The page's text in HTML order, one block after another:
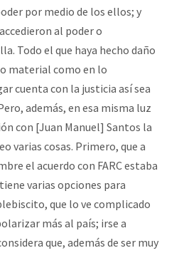
por medio de los ellos; y
al poder o
Todo el que haya hecho daño
material como en lo
cuenta con la justicia así sea
además, en esa misma luz
con [Juan Manuel] Santos la
varias cosas. Primero, que a
el acuerdo con FARC estaba
varias opciones para
que lo ve complicado
más al país; irse a
que, además de ser muy